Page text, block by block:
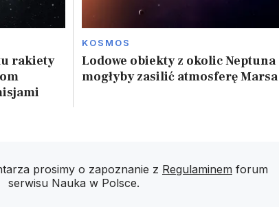
rakiety
KOSMOS
Lodowe obiekty z okolic Neptuna
mogłyby zasilić atmosferę Marsa
prosimy o zapoznanie z Regulaminem forum
serwisu Nauka w Polsce.